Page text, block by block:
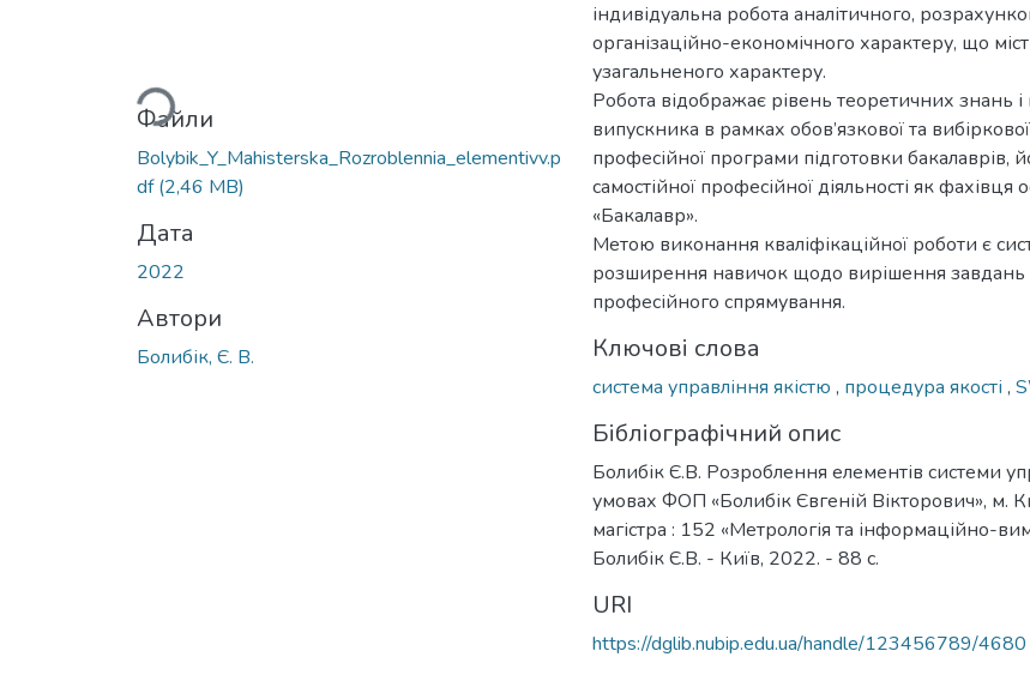
Вантажиться...
Файли
Bolybik_Y_Мahisterska_Rozroblennia_elementivv.p
df(2,46 MB)
Дата
2022
Автори
Болибік, Є. В.
індивідуальна робота аналітичного,
організаційно-економічного характеру, що
узагальненого характеру.
Робота відображає рівень теоретичних знань
випускника в рамках обов’язкової та
професійної програми підготовки бакалаврів,
самостійної професійної діяльності як фахівця
«Бакалавр».
Метою виконання кваліфікаційної роботи є
розширення навичок щодо вирішення завдань
професійного спрямування.
Ключові слова
система управління якістю , процедура якості ,
Бібліографічний опис
Болибік Є.В. Розроблення елементів системи
умовах ФОП «Болибік Євгеній Вікторович», м.
магістра : 152 «Метрологія та інформаційно-
Болибік Є.В. - Київ, 2022. - 88 с.
URI
https://dglib.nubip.edu.ua/handle/123456789/4680